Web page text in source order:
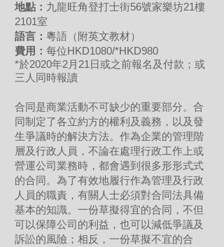
地點： 九龍旺角登打士街56號家樂坊21樓
2101室
語言： 粵語（附英文教材）
費用： 每位HKD1080/*HKD980
*於2020年2月21日或之前報名及付款；或
三人同時報讀
合同是商業活動不可缺少的重要部分。合
同制定了各立約方的權利及義務，以及發
生爭議時的解決方法。作為企業的管理階
層及行政人員，不論在處理行政工作上或
營運公司業務時，都會遇到很多形形式式
的合同。為了有效地履行作為管理及行政
人員的職責，有關人士必須對合同法具備
基本的知識。一份草擬得宜的合同，不但
可以保障公司的利益，也可以減低爭議及
訴訟的風險；相反，一份草擬不宜的合